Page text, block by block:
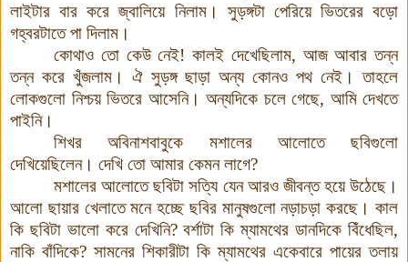
লাইটার বার করে জ্বালিয়ে নিলাম। সুড়ঙ্গটা পেরিয়ে ভিতরের বড়ো
গহ্বরটাতে পা দিলাম।
কোথাও তো কেউ নেই! কালই দেখেছিলাম, আজ আবার তন্ন
তন্ন করে খুঁজলাম। ঐ সুড়ঙ্গ ছাড়া অন্য কোনও পথ নেই। তাহলে
লোকগুলো নিশ্চয় ভিতরে আসেনি। অন্যদিকে চলে গেছে, আমি দেখতে
পাইনি।
শিখর অবিনাশবাবুকে মশালের আলোতে ছবিগুলো
দেখিয়েছিলেন। দেখি তো আমার কেমন লাগে?
মশালের আলোতে ছবিটা সত্যি যেন আরও জীবন্ত হয়ে উঠেছে।
আলো ছায়ার খেলাতে মনে হচ্ছে ছবির মানুষগুলো নড়াচড়া করছে। কাল
কি ছবিটা ভালো করে দেখিনি? বর্শাটা কি ম্যামথের ডানদিকে বিঁধেছিল,
নাকি বাঁদিকে? সামনের শিকারীটা কি ম্যামথের একেবারে পায়ের তলায়